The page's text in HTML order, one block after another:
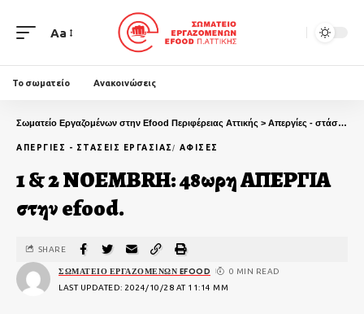
Aa
Το σωματείο Ανακοινώσεις
Σωματείο Εργαζομένων στην Efood Περιφέρειας Αττικής > Απεργίες - στάσεις εργασίας
ΑΠΕΡΓΊΕΣ - ΣΤΆΣΕΙΣ ΕΡΓΑΣΊΑΣ ΑΦΊΣΕΣ
1 & 2 NOEMBRH: 48ωρη ΑΠΕΡΓΙΑ
στην efood.
LAST UPDATED: 2024/10/28 AT 11:14 ΜΜ
ΣΩΜΑΤΕΊΟ ΕΡΓΑΖΟΜΈΝΩΝ EFOOD 0 MIN READ
SHARE